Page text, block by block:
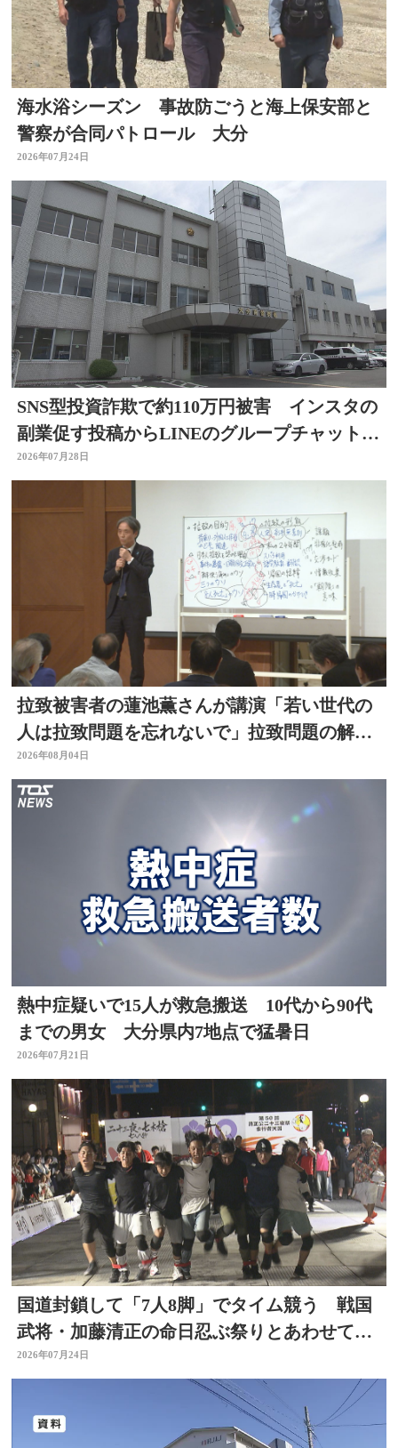
海水浴シーズン 事故防ごうと海上保安部と
警察が合同パトロール 大分
2026年07月24日
SNS型投資詐欺で約110万円被害 インスタの
副業促す投稿からLINEのグループチャットに
参加 大分
2026年07月28日
拉致被害者の蓮池薫さんが講演「若い世代の
人は拉致問題を忘れないで」拉致問題の解決
訴える
2026年08月04日
熱中症疑いで15人が救急搬送 10代から90代
までの男女 大分県内7地点で猛暑日
2026年07月21日
国道封鎖して「7人8脚」でタイム競う 戦国
武将・加藤清正の命日忍ぶ祭りとあわせて初
開催 大分
2026年07月24日